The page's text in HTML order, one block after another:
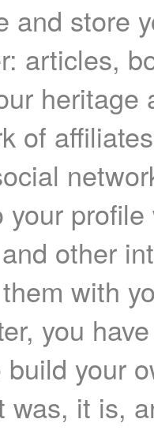
and store
articles,
heritage
of
your
other
with
you
your
was, it is,